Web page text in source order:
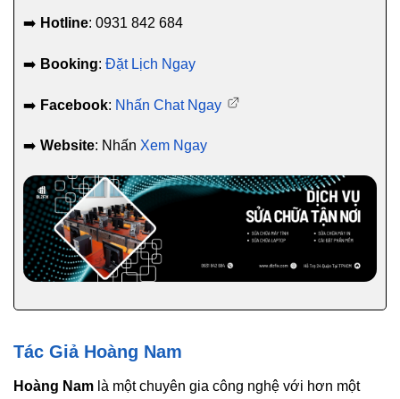
➡️ Hotline: 0931 842 684
➡️ Booking: Đặt Lịch Ngay
➡️ Facebook: Nhấn Chat Ngay
➡️ Website: Nhấn Xem Ngay
Tác Giả Hoàng Nam
Hoàng Nam là một chuyên gia công nghệ với hơn một